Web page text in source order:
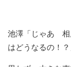
池澤「じゃあ 相
はどうなるの！？